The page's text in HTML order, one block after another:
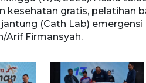
kesehatan gratis, pelatihan
(Cath Lab)
Arif Firmansyah.